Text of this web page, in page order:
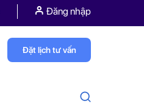
Đăng nhập
Đặt lịch tư vấn